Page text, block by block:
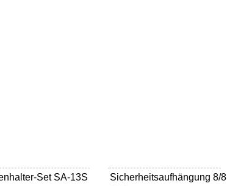
Set SA-13S
Sicherheitsaufhängung 8/8